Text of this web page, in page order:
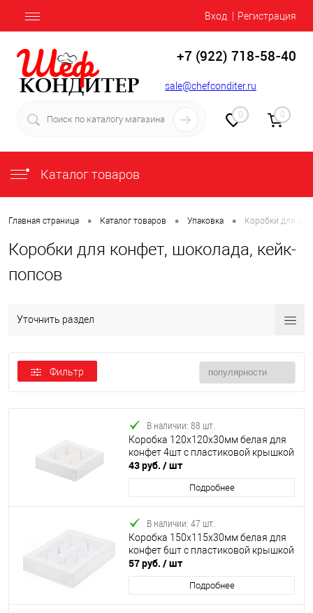
Вход Регистрация
+7 (922) 718-58-40
sale@chefconditer.ru
0 0
Каталог товаров
Главная страница • Каталог товаров • Упаковка • Коробки для
Коробки для конфет, шоколада, кейк-
попсов
Уточнить раздел
Фильтр
В наличии: 88 шт.
Коробка 120х120х30мм белая для
конфет 4шт с пластиковой крышкой
43 руб. / шт
Подробнее
В наличии: 47 шт.
Коробка 150х115х30мм белая для
конфет 6шт с пластиковой крышкой
57 руб. / шт
Подробнее